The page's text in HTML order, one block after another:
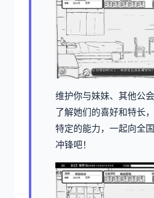
维护你与妹妹、其他公会
了解她们的喜好和特长
特定的能力，一起向全
冲锋吧！